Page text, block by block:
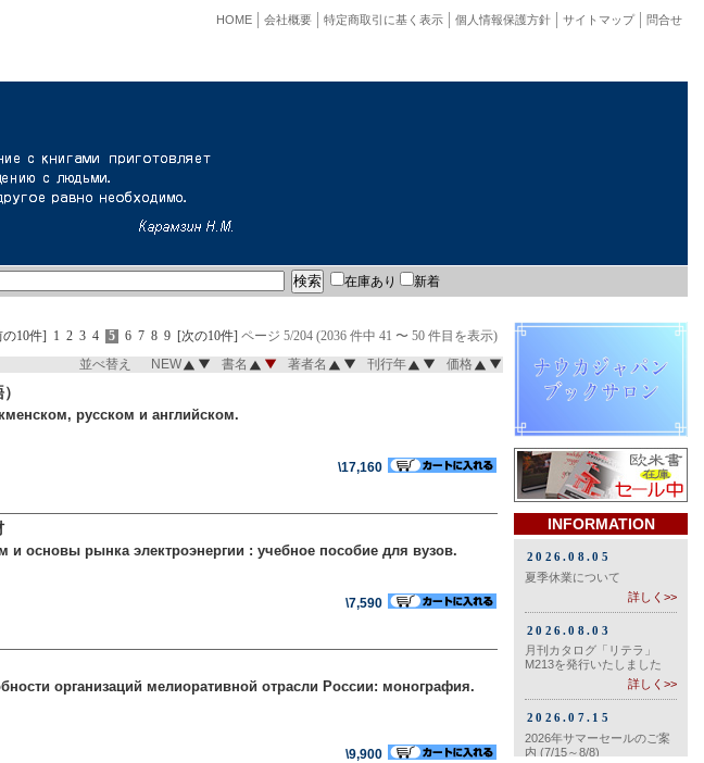
問合せ
サイトマップ
個人情報保護方針
特定商取引に基く表示
会社概要
HOME
在庫あり 新着
の10件] 1 2 3 4 5 6 7 8 9 [次の10件] ページ 5/204 (2036 件中 41 〜 50 件目を表示)
並べ替え NEW 書名 著者名 刊行年 価格
русском и английском.
\17,160
и основы рынка электроэнергии : учебное пособие для вузов.
\7,590
организаций мелиоративной отрасли России: монография.
\9,900
INFORMATION